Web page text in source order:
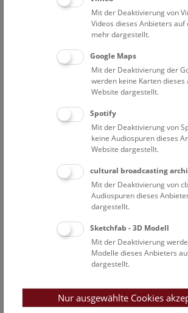
sie die Reifeprüfung am
und 1908 begann sie mit ihrer
Lemes-Schichten. Ein Beitrag zur
Bereits am 20. Mai 1910 promovierte
Universität Wien mit einer
Frau in Geologie. In den folgenden Jahren
außerdem die Lehramtsprüfung für
Mathematik und Physik an
1921, im Jahr ihrer Heirat mit dem
renommierten Alpengeologen Hans-
begann sie am Mädchenrealgymnasium
zu unterrichten. Als eine der wenigen
blieb sie aber auch während ihres
ihrem Ehemann regelmäßig
Nach Beendigung ihrer beruflichen
intensivierte sie ihre wissenschaftliche
Mit der Deaktivierung von
Videos dieses Anbieters auf
mehr dargestellt.
Google Maps
Mit der Deaktivierung der
werden keine Karten
Website dargestellt.
Spotify
Mit der Deaktivierung von
keine Audiospuren dieses
Website dargestellt.
cultural broadcasting
Mit der Deaktivierung von
Audiospuren dieses
dargestellt.
Sketchfab - 3D Modell
Mit der Deaktivierung
Modelle dieses Anbieters
dargestellt.
Nur ausgewählte Cookies